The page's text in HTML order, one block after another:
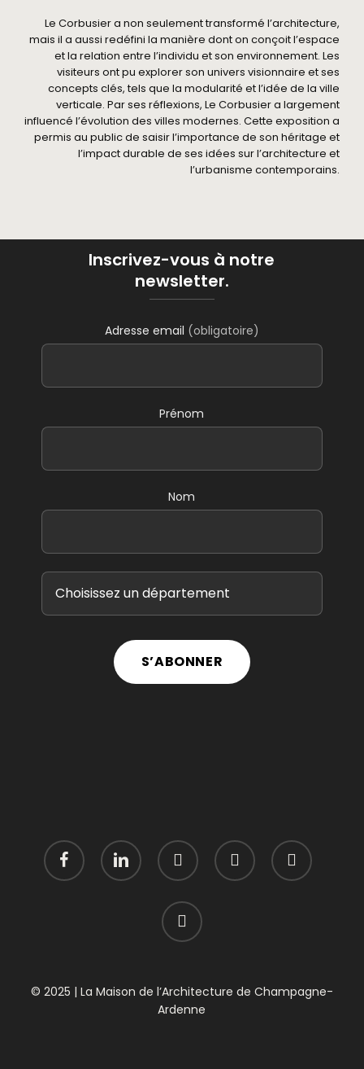
Le Corbusier a non seulement transformé l’architecture,
mais il a aussi redéfini la manière dont on conçoit l’espace
et la relation entre l’individu et son environnement. Les
visiteurs ont pu explorer son univers visionnaire et ses
concepts clés, tels que la modularité et l’idée de la ville
verticale. Par ses réflexions, Le Corbusier a largement
influencé l’évolution des villes modernes. Cette exposition a
permis au public de saisir l’importance de son héritage et
l’impact durable de ses idées sur l’architecture et
l’urbanisme contemporains.
Inscrivez-vous à notre
newsletter.
Adresse email (obligatoire)
Prénom
Nom
S’ABONNER
facebook linkedin youtube instagram phone
email
© 2025 | La Maison de l’Architecture de Champagne-
Ardenne